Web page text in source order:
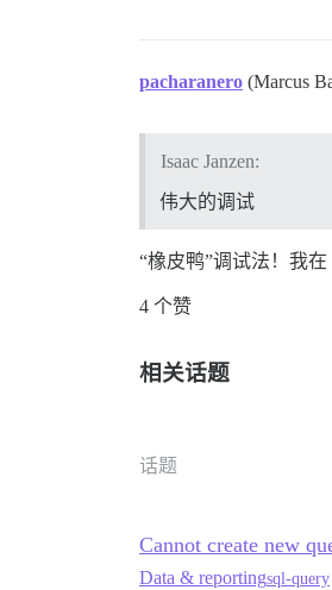
pacharanero (Marcus
Isaac Janzen:
伟大的调试
“橡皮鸭”调试法！我
4 个赞
相关话题
话题
Cannot create new
Data & reportingsql-query